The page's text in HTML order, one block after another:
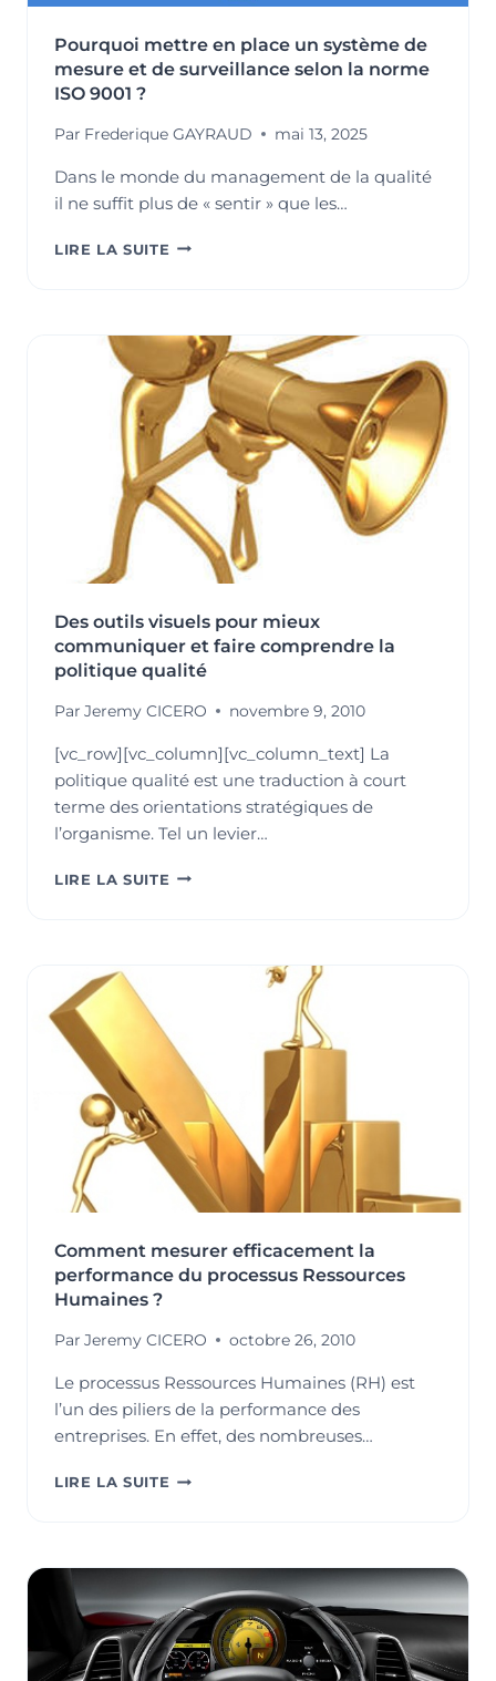
Pourquoi mettre en place un système de
mesure et de surveillance selon la norme
ISO 9001 ?
Par Frederique GAYRAUD mai 13, 2025
Dans le monde du management de la qualité
il ne suffit plus de « sentir » que les…
LIRE LA SUITE POURQUOI
UN
SYSTÈME
DE
MESURE
ET
DE
SURVEILLANCE
LA
NORME
Des outils visuels pour mieux
communiquer et faire comprendre la
politique qualité
Par Jeremy CICERO novembre 9, 2010
[vc_row][vc_column][vc_column_text] La
politique qualité est une traduction à court
terme des orientations stratégiques de
l’organisme. Tel un levier…
LIRE LA SUITE DES
COMMUNIQUER
COMPRENDRE
LA
POLITIQUE
QUALITÉ
Comment mesurer efficacement la
performance du processus Ressources
Humaines ?
Par Jeremy CICERO octobre 26, 2010
Le processus Ressources Humaines (RH) est
l’un des piliers de la performance des
entreprises. En effet, des nombreuses…
LIRE LA SUITE COMMENT
PERFORMANCE
DU
PROCESSUS
RESSOURCES
HUMAINES
?